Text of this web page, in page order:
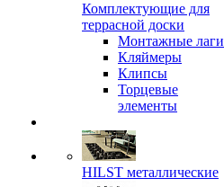
Комплектующие для
террасной доски
Монтажные лаги
Кляймеры
Клипсы
Торцевые
элементы
HILST металлические